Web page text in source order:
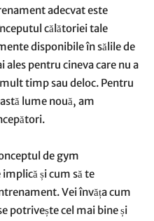
adecvat este
călătoriei tale
disponibile în sălile de
pentru cineva care nu a
timp sau deloc. Pentru
lume nouă, am
de gym
și cum să te
Vei învăța cum
potrivește cel mai bine și